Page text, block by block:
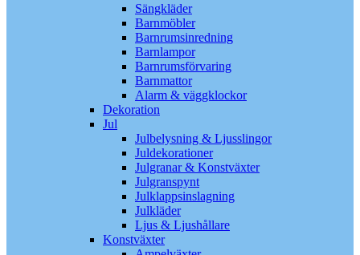
Sängkläder
Barnmöbler
Barnrumsinredning
Barnlampor
Barnrumsförvaring
Barnmattor
Alarm & väggklockor
Dekoration
Jul
Julbelysning & Ljusslingor
Juldekorationer
Julgranar & Konstväxter
Julgranspynt
Julklappsinslagning
Julkläder
Ljus & Ljushållare
Konstväxter